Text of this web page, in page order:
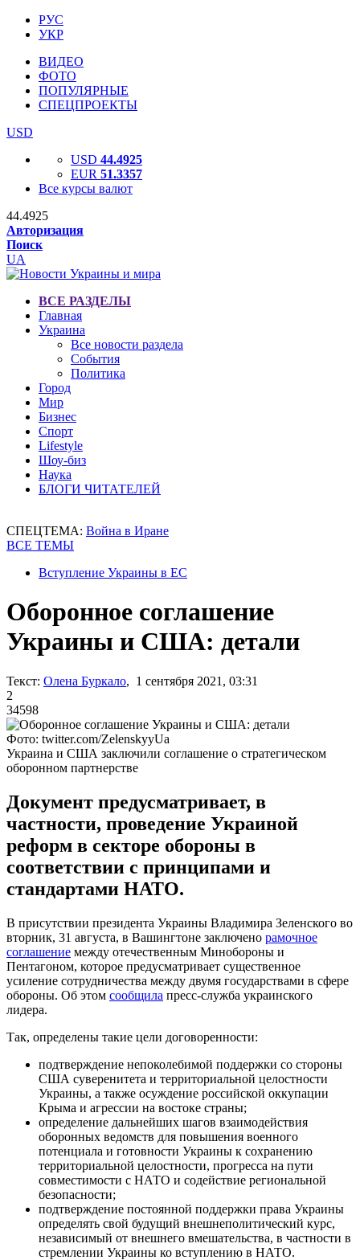
РУС
УКР
ВИДЕО
ФОТО
ПОПУЛЯРНЫЕ
СПЕЦПРОЕКТЫ
USD
USD 44.4925
EUR 51.3357
Все курсы валют
44.4925
Авторизация
Поиск
UA
ВСЕ РАЗДЕЛЫ
Главная
Украина
Все новости раздела
События
Политика
Город
Мир
Бизнес
Спорт
Lifestyle
Шоу-биз
Наука
БЛОГИ ЧИТАТЕЛЕЙ
СПЕЦТЕМА: Война в Иране
ВСЕ ТЕМЫ
Вступление Украины в ЕС
Оборонное соглашение
Украины и США: детали
Текст: Олена Буркало, 1 сентября 2021, 03:31
2
34598
Фото: twitter.com/ZelenskyyUa
Украина и США заключили соглашение о стратегическом
оборонном партнерстве
Документ предусматривает, в
частности, проведение Украиной
реформ в секторе обороны в
соответствии с принципами и
стандартами НАТО.
В присутствии президента Украины Владимира Зеленского во
вторник, 31 августа, в Вашингтоне заключено рамочное
соглашение между отечественным Минобороны и
Пентагоном, которое предусматривает существенное
усиление сотрудничества между двумя государствами в сфере
обороны. Об этом сообщила пресс-служба украинского
лидера.
Так, определены такие цели договоренности:
подтверждение непоколебимой поддержки со стороны
США суверенитета и территориальной целостности
Украины, а также осуждение российской оккупации
Крыма и агрессии на востоке страны;
определение дальнейших шагов взаимодействия
оборонных ведомств для повышения военного
потенциала и готовности Украины к сохранению
территориальной целостности, прогресса на пути
совместимости с НАТО и содействие региональной
безопасности;
подтверждение постоянной поддержки права Украины
определять свой будущий внешнеполитический курс,
независимый от внешнего вмешательства, в частности в
стремлении Украины ко вступлению в НАТО.